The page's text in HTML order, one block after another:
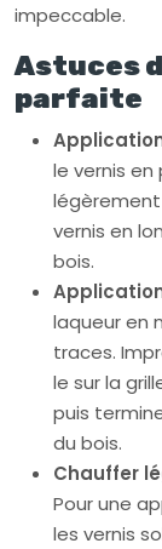
impeccable.
Astuces
parfaite
le vernis
légèrement
vernis en
bois.
laqueur en
traces.
le sur la
puis
du bois.
Chauffer
Pour une
les vernis